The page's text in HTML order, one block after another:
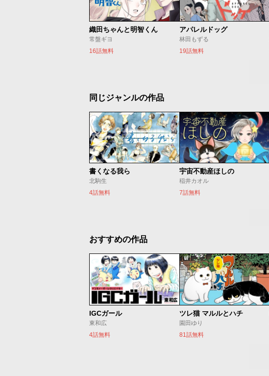
織田ちゃんと明智くん
常盤ギヨ
16話無料
アパレルドッグ
林田もずる
19話無料
同じジャンルの作品
書くなる我ら
北駒生
4話無料
宇宙不動産ほしの
稲井カオル
7話無料
おすすめの作品
IGCガール
東和広
4話無料
ツレ猫 マルルとハチ
園田ゆり
81話無料